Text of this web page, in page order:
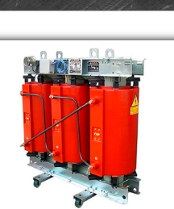
Обеспечивает стабильность и
контроль за напряжением.